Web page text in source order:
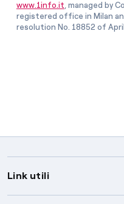
www.1info.it, managed by
registered office in Milan
resolution No. 18852 of
Link utili